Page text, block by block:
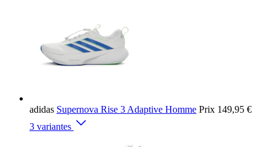
adidas Supernova Rise 3 Adaptive Homme Prix 149,95 €
3 variantes